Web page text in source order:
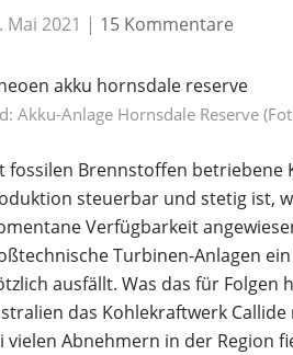
Mai 2021 | 15 Kommentare
Akku-Anlage Hornsdale Reserve
fossilen Brennstoffen betriebene
steuerbar und stetig ist,
Verfügbarkeit
Turbinen-Anlagen
ausfällt. Was das für Folgen
das Kohlekraftwerk
vielen Abnehmern in der Region